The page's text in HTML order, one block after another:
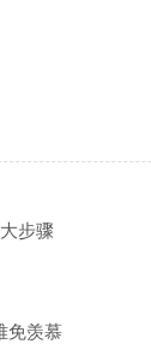
步骤
免羡慕